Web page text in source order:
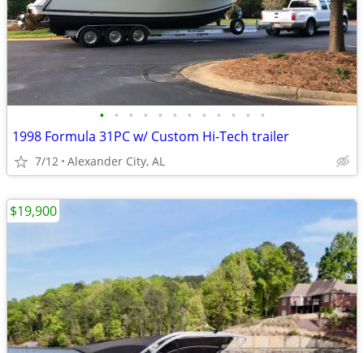
• • • • • • • • • • • •
1998 Formula 31PC w/ Custom Hi-Tech trailer
7/12 Alexander City, AL
$19,900